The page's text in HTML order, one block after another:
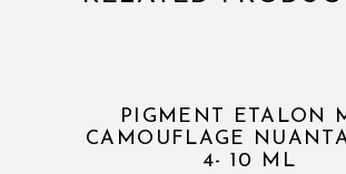
PIGMENT ETALON
CAMOUFLAGE
4- 10 ML